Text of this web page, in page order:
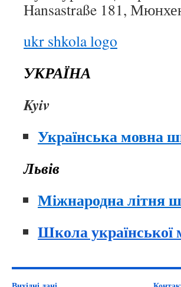
Hansastraße 181,
ukr shkola logo
УКРАЇНА
Kyiv
Українська мовна
Львів
Міжнародна літня
Школа української